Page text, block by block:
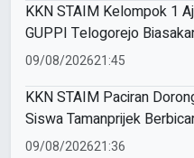
KKN STAIM Kelompok 1
GUPPI Telogorejo
09/08/202621:45
KKN STAIM Paciran
Siswa Tamanprijek
Umum
09/08/202621:36